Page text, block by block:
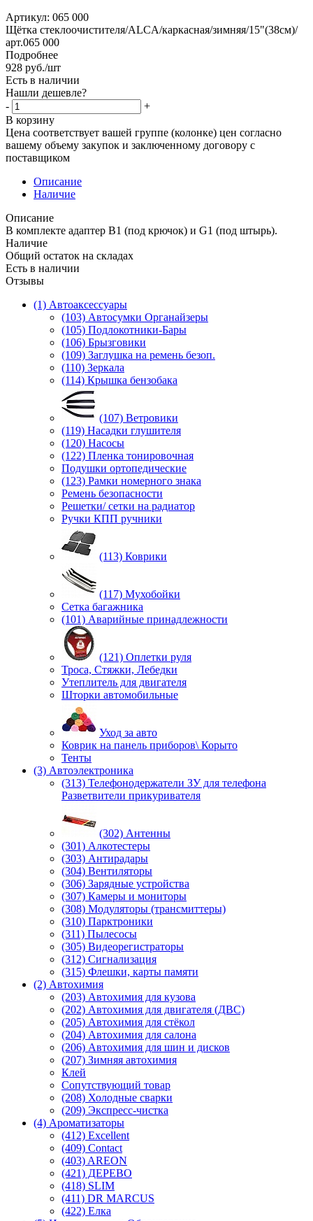
Артикул: 065 000
Щётка стеклоочистителя/ALCA/каркасная/зимняя/15"(38см)/
арт.065 000
Подробнее
928 руб./шт
Есть в наличии
Нашли дешевле?
-
+
В корзину
Цена соответствует вашей группе (колонке) цен согласно
вашему объему закупок и заключенному договору с
поставщиком
Описание
Наличие
Описание
В комплекте адаптер B1 (под крючок) и G1 (под штырь).
Наличие
Общий остаток на складах
Есть в наличии
Отзывы
(1) Автоаксессуары
(103) Автосумки Органайзеры
(105) Подлокотники-Бары
(106) Брызговики
(109) Заглушка на ремень безоп.
(110) Зеркала
(114) Крышка бензобака
(107) Ветровики
(119) Насадки глушителя
(120) Насосы
(122) Пленка тонировочная
Подушки ортопедические
(123) Рамки номерного знака
Ремень безопасности
Решетки/ сетки на радиатор
Ручки КПП ручники
(113) Коврики
(117) Мухобойки
Сетка багажника
(101) Аварийные принадлежности
(121) Оплетки руля
Троса, Стяжки, Лебедки
Утеплитель для двигателя
Шторки автомобильные
Уход за авто
Коврик на панель приборов\ Корыто
Тенты
(3) Автоэлектроника
(313) Телефонодержатели ЗУ для телефона
Разветвители прикуривателя
(302) Антенны
(301) Алкотестеры
(303) Антирадары
(304) Вентиляторы
(306) Зарядные устройства
(307) Камеры и мониторы
(308) Модуляторы (трансмиттеры)
(310) Парктроники
(311) Пылесосы
(305) Видеорегистраторы
(312) Сигнализация
(315) Флешки, карты памяти
(2) Автохимия
(203) Автохимия для кузова
(202) Автохимия для двигателя (ДВС)
(205) Автохимия для стёкол
(204) Автохимия для салона
(206) Автохимия для шин и дисков
(207) Зимняя автохимия
Клей
Сопутствующий товар
(208) Холодные сварки
(209) Экспреcс-чистка
(4) Ароматизаторы
(412) Excellent
(409) Contact
(403) AREON
(421) ДЕРЕВО
(418) SLIM
(411) DR MARCUS
(422) Елка